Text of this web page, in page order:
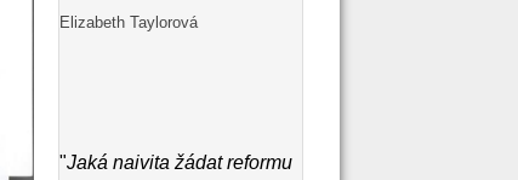
Elizabeth Taylorová
"Jaká naivita žádat reformu